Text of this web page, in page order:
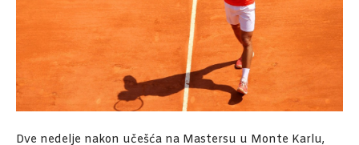
Dve nedelje nakon učešća na Mastersu u Monte Karlu,